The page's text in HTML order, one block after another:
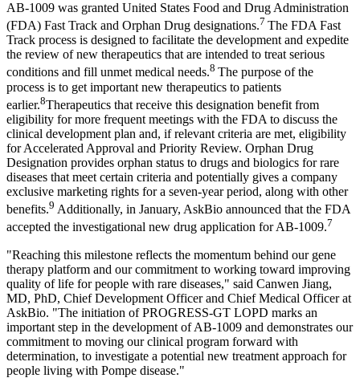
AB-1009 was granted United States Food and Drug Administration
(FDA) Fast Track and Orphan Drug designations.7 The FDA Fast
Track process is designed to facilitate the development and expedite
the review of new therapeutics that are intended to treat serious
conditions and fill unmet medical needs.8 The purpose of the
process is to get important new therapeutics to patients
earlier.8Therapeutics that receive this designation benefit from
eligibility for more frequent meetings with the FDA to discuss the
clinical development plan and, if relevant criteria are met, eligibility
for Accelerated Approval and Priority Review. Orphan Drug
Designation provides orphan status to drugs and biologics for rare
diseases that meet certain criteria and potentially gives a company
exclusive marketing rights for a seven-year period, along with other
benefits.9 Additionally, in January, AskBio announced that the FDA
accepted the investigational new drug application for AB-1009.7
"Reaching this milestone reflects the momentum behind our gene
therapy platform and our commitment to working toward improving
quality of life for people with rare diseases," said Canwen Jiang,
MD, PhD, Chief Development Officer and Chief Medical Officer at
AskBio. "The initiation of PROGRESS-GT LOPD marks an
important step in the development of AB-1009 and demonstrates our
commitment to moving our clinical program forward with
determination, to investigate a potential new treatment approach for
people living with Pompe disease."